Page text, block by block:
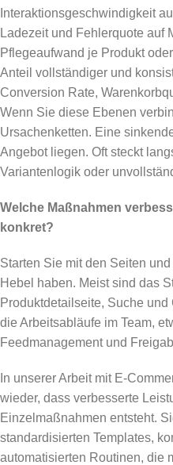
Interaktionsgeschwindigkeit
Ladezeit und Fehlerquote auf
Pflegeaufwand je Produkt
Anteil vollständiger und
Conversion Rate,
Wenn Sie diese Ebenen
Ursachenketten. Eine
Angebot liegen. Oft steckt
Variantenlogik oder
Welche Maßnahmen
konkret?
Starten Sie mit den Seiten
Hebel haben. Meist sind das
Produktdetailseite, Suche
die Arbeitsabläufe im Team,
Feedmanagement und
In unserer Arbeit mit E-
wieder, dass verbesserte
Einzelmaßnahmen entsteht.
standardisierten Templates,
automatisierten Routinen, die